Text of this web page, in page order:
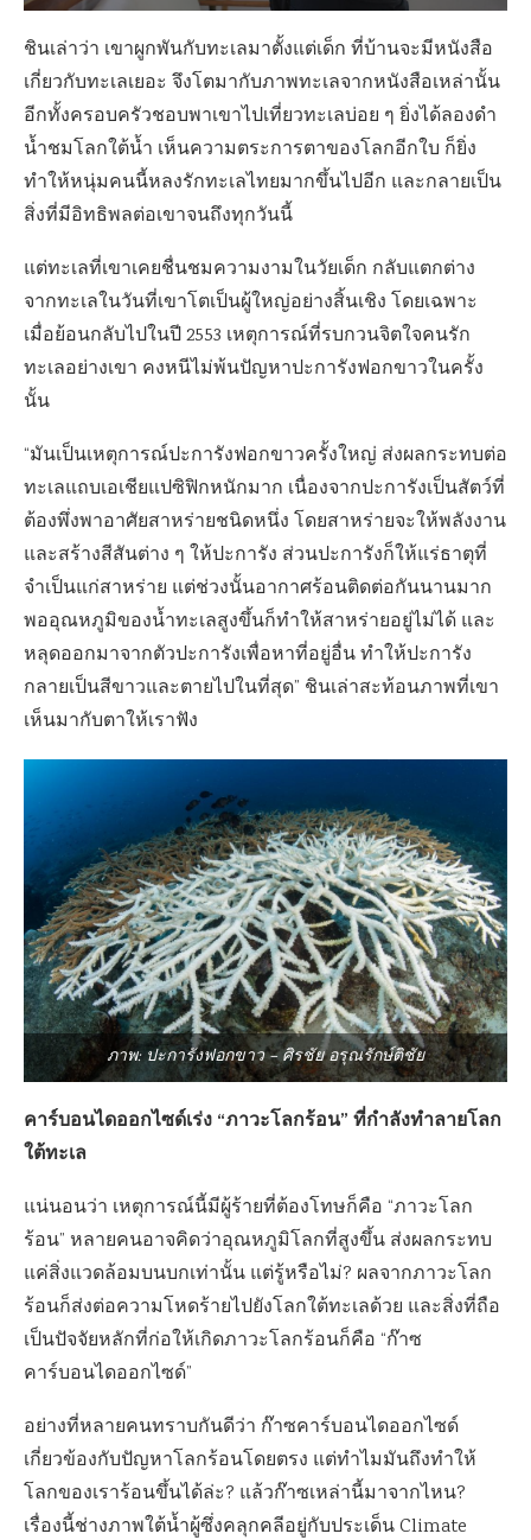
ชินเล่าว่า เขาผูกพันกับทะเลมาตั้งแต่เด็ก ที่บ้านจะมีหนังสือ
เกี่ยวกับทะเลเยอะ จึงโตมากับภาพทะเลจากหนังสือเหล่านั้น
อีกทั้งครอบครัวชอบพาเขาไปเที่ยวทะเลบ่อย ๆ ยิ่งได้ลองดำ
น้ำชมโลกใต้น้ำ เห็นความตระการตาของโลกอีกใบ ก็ยิ่ง
ทำให้หนุ่มคนนี้หลงรักทะเลไทยมากขึ้นไปอีก และกลายเป็น
สิ่งที่มีอิทธิพลต่อเขาจนถึงทุกวันนี้
แต่ทะเลที่เขาเคยชื่นชมความงามในวัยเด็ก กลับแตกต่าง
จากทะเลในวันที่เขาโตเป็นผู้ใหญ่อย่างสิ้นเชิง โดยเฉพาะ
เมื่อย้อนกลับไปในปี 2553 เหตุการณ์ที่รบกวนจิตใจคนรัก
ทะเลอย่างเขา คงหนีไม่พ้นปัญหาปะการังฟอกขาวในครั้ง
นั้น
“มันเป็นเหตุการณ์ปะการังฟอกขาวครั้งใหญ่ ส่งผลกระทบต่อ
ทะเลแถบเอเชียแปซิฟิกหนักมาก เนื่องจากปะการังเป็นสัตว์ที่
ต้องพึ่งพาอาศัยสาหร่ายชนิดหนึ่ง โดยสาหร่ายจะให้พลังงาน
และสร้างสีสันต่าง ๆ ให้ปะการัง ส่วนปะการังก็ให้แร่ธาตุที่
จำเป็นแก่สาหร่าย แต่ช่วงนั้นอากาศร้อนติดต่อกันนานมาก
พออุณหภูมิของน้ำทะเลสูงขึ้นก็ทำให้สาหร่ายอยู่ไม่ได้ และ
หลุดออกมาจากตัวปะการังเพื่อหาที่อยู่อื่น ทำให้ปะการัง
กลายเป็นสีขาวและตายไปในที่สุด” ชินเล่าสะท้อนภาพที่เขา
เห็นมากับตาให้เราฟัง
ภาพ: ปะการังฟอกขาว – ศิรชัย อรุณรักษ์ติชัย
คาร์บอนไดออกไซด์เร่ง “ภาวะโลกร้อน” ที่กำลังทำลายโลก
ใต้ทะเล
แน่นอนว่า เหตุการณ์นี้มีผู้ร้ายที่ต้องโทษก็คือ “ภาวะโลก
ร้อน” หลายคนอาจคิดว่าอุณหภูมิโลกที่สูงขึ้น ส่งผลกระทบ
แค่สิ่งแวดล้อมบนบกเท่านั้น แต่รู้หรือไม่? ผลจากภาวะโลก
ร้อนก็ส่งต่อความโหดร้ายไปยังโลกใต้ทะเลด้วย และสิ่งที่ถือ
เป็นปัจจัยหลักที่ก่อให้เกิดภาวะโลกร้อนก็คือ “ก๊าซ
คาร์บอนไดออกไซด์”
อย่างที่หลายคนทราบกันดีว่า ก๊าซคาร์บอนไดออกไซด์
เกี่ยวข้องกับปัญหาโลกร้อนโดยตรง แต่ทำไมมันถึงทำให้
โลกของเราร้อนขึ้นได้ล่ะ? แล้วก๊าซเหล่านี้มาจากไหน?
เรื่องนี้ช่างภาพใต้น้ำผู้ซึ่งคลุกคลีอยู่กับประเด็น Climate